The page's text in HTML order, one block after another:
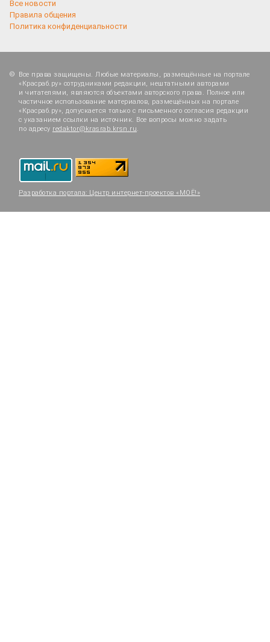
Все новости
Правила общения
Политика конфиденциальности
Все права защищены. Любые материалы, размещённые на портале
«Красраб.ру» сотрудниками редакции, нештатными авторами
и читателями, являются объектами авторского права. Полное или
частичное использование материалов, размещённых на портале
«Красраб.ру», допускается только с письменного согласия редакции
с указанием ссылки на источник. Все вопросы можно задать
по адресу redaktor@krasrab.krsn.ru.
Разработка портала: Центр интернет-проектов «МОЁ!»